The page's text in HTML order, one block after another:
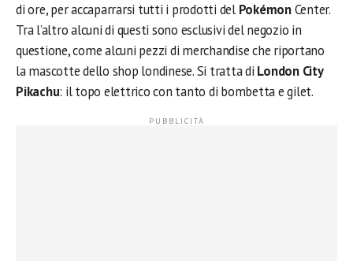
di ore, per accaparrarsi tutti i prodotti del PokémonCenter.
Tra l’altro alcuni di questi sono esclusivi del negozio in
questione, come alcuni pezzi di merchandise che riportano
la mascotte dello shop londinese. Si tratta di London City
Pikachu: il topo elettrico con tanto di bombetta e gilet.